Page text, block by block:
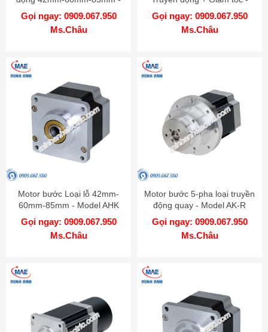
Model AK-G
Gọi ngay: 0909.067.950
Ms.Châu
Model AK-GB
Gọi ngay: 0909.067.950
Ms.Châu
Motor bước Loại lỗ 42mm-
60mm-85mm - Model AHK
Gọi ngay: 0909.067.950
Ms.Châu
Motor bước 5-pha loại truyền
động quay - Model AK-R
Gọi ngay: 0909.067.950
Ms.Châu